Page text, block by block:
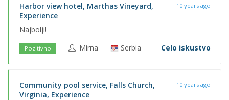
Harbor view hotel, Marthas Vineyard,
Experience
10 years ago
Najbolji!
Pozitivno Mirna Serbia Celo iskustvo
Community pool service, Falls Church,
Virginia, Experience
10 years ago